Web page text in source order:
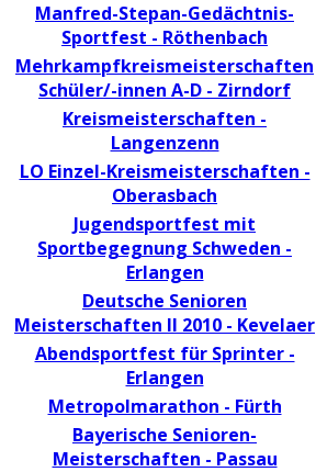
Manfred-Stepan-Gedächtnis-
Sportfest - Röthenbach
Mehrkampfkreismeisterschaften
Schüler/-innen A-D - Zirndorf
Kreismeisterschaften -
Langenzenn
LO Einzel-Kreismeisterschaften -
Oberasbach
Jugendsportfest mit
Sportbegegnung Schweden -
Erlangen
Deutsche Senioren
Meisterschaften II 2010 - Kevelaer
Abendsportfest für Sprinter -
Erlangen
Metropolmarathon - Fürth
Bayerische Senioren-
Meisterschaften - Passau